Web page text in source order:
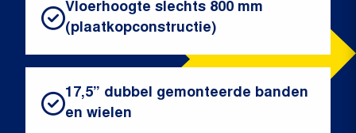
Vloerhoogte slechts 800 mm
(plaatkopconstructie)
17,5” dubbel gemonteerde banden
en wielen